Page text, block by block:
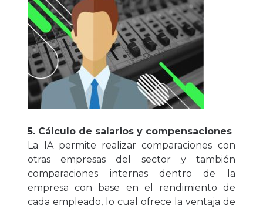
5. Cálculo de salarios y compensaciones
La IA permite realizar comparaciones con
otras empresas del sector y también
comparaciones internas dentro de la
empresa con base en el rendimiento de
cada empleado, lo cual ofrece la ventaja de